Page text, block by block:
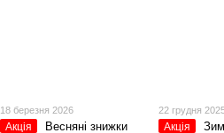
18 березня 2026
Акція Весняні знижки
22 грудня
Акція